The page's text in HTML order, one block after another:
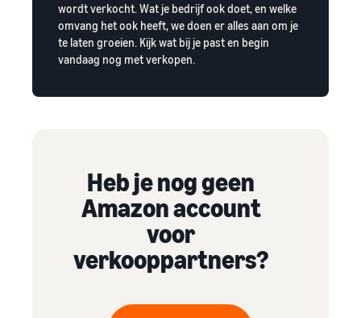
wordt verkocht. Wat je bedrijf ook doet, en welke
omvang het ook heeft, we doen er alles aan om je
te laten groeien. Kijk wat bij je past en begin
vandaag nog met verkopen.
Heb je nog geen
Amazon account
voor
verkooppartners?